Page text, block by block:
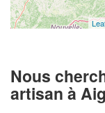
Nous
artisan à